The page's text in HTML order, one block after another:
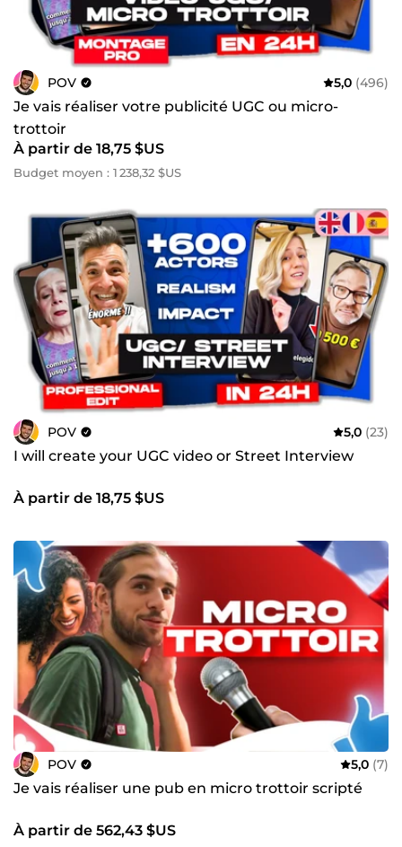
POV 5,0 (496)
Je vais réaliser votre publicité UGC ou micro-
trottoir
À partir de 18,75 $US
Budget moyen : 1 238,32 $US
POV 5,0 (23)
I will create your UGC video or Street Interview
À partir de 18,75 $US
POV 5,0 (7)
Je vais réaliser une pub en micro trottoir scripté
À partir de 562,43 $US